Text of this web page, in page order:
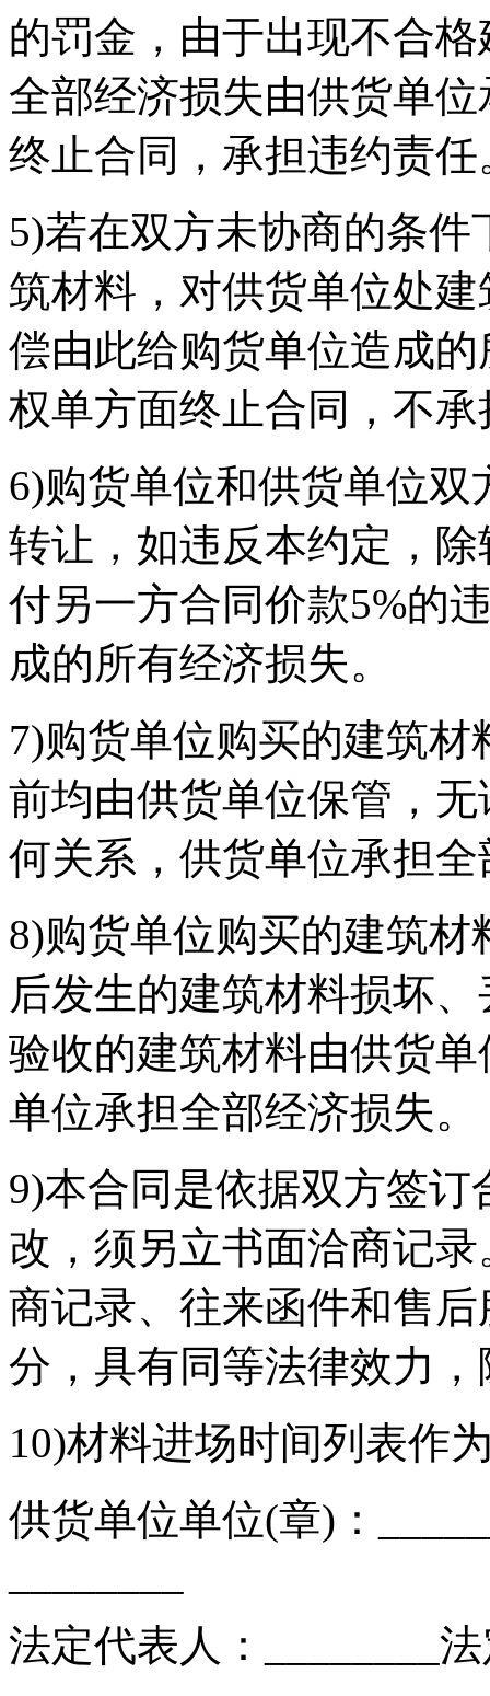
的罚金，由于出现不合
全部经济损失由供货单
终止合同，承担违约责任
5)若在双方未协商的条
筑材料，对供货单位处
偿由此给购货单位造成
权单方面终止合同，不
6)购货单位和供货单位
转让，如违反本约定，
付另一方合同价款5%的
成的所有经济损失。
7)购货单位购买的建筑
前均由供货单位保管，
何关系，供货单位承担
8)购货单位购买的建筑
后发生的建筑材料损坏
验收的建筑材料由供货
单位承担全部经济损失。
9)本合同是依据双方签
改，须另立书面洽商记
商记录、往来函件和售
分，具有同等法律效力
10)材料进场时间列表作
供货单位单位(章)：
法定代表人：________